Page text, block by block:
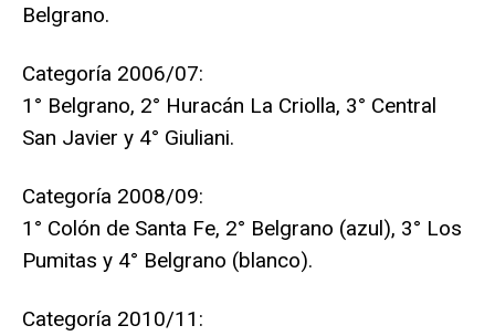
Belgrano.
Categoría 2006/07:
1° Belgrano, 2° Huracán La Criolla, 3° Central
San Javier y 4° Giuliani.
Categoría 2008/09:
1° Colón de Santa Fe, 2° Belgrano (azul), 3° Los
Pumitas y 4° Belgrano (blanco).
Categoría 2010/11: